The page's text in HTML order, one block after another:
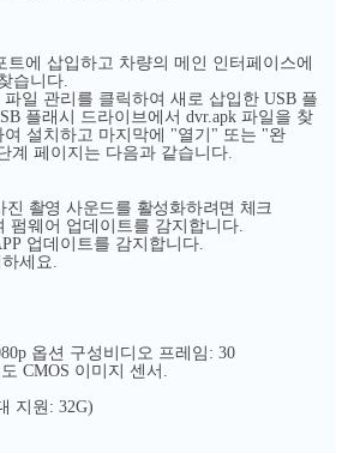
트에 삽입하고 차량의 메인 인터페이스에
습니다
일 관리를 클릭하여 새로 삽입한 USB 플
플래시 드라이브에서 dvr.apk 파일을 찾
설치하고 마지막에 "열기 " 또는 "완
계 페이지는 다음과 같습니다
진 촬영 사운드를 활성화하려면 체크
펌웨어 업데이트를 감지합니다
업데이트를 감지합니다
세요
옵션 구성비디오 프레임 : 30
CMOS 이미지 센서
지원 : 32G)